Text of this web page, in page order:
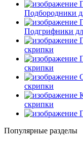
Подбородники
Подгрифники
скрипки
скрипки
скрипки
скрипки
Популярные разделы